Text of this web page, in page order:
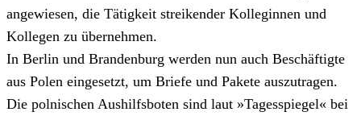
angewiesen, die Tätigkeit streikender Kolleginnen und
Kollegen zu übernehmen.
In Berlin und Brandenburg werden nun auch Beschäftigte
aus Polen eingesetzt, um Briefe und Pakete auszutragen.
Die polnischen Aushilfsboten sind laut »Tagesspiegel« bei